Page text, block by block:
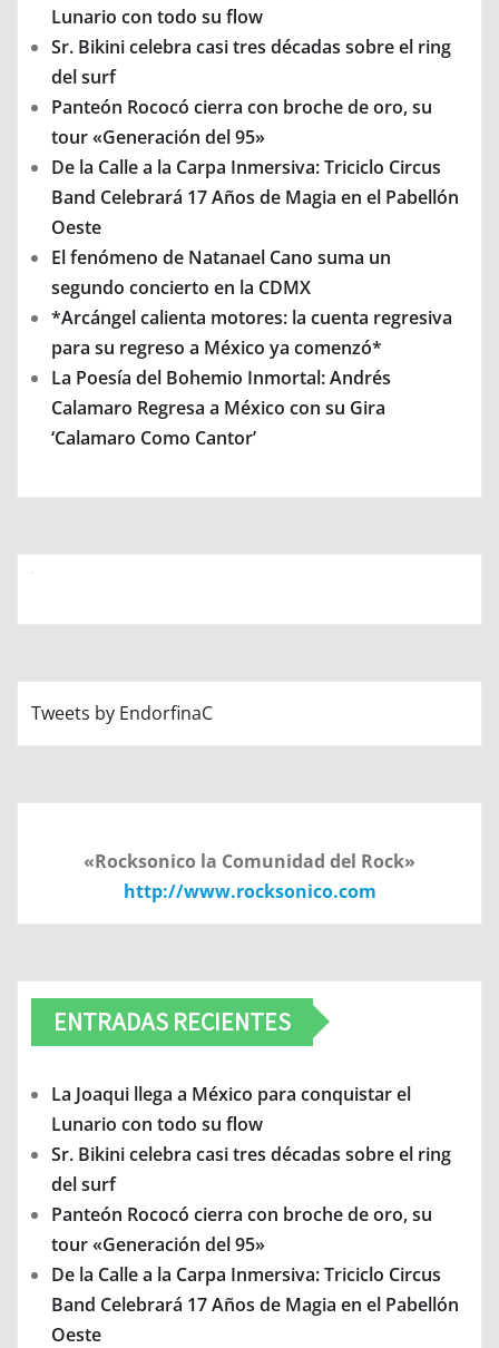
Lunario con todo su flow
Sr. Bikini celebra casi tres décadas sobre el ring
del surf
Panteón Rococó cierra con broche de oro, su
tour «Generación del 95»
De la Calle a la Carpa Inmersiva: Triciclo Circus
Band Celebrará 17 Años de Magia en el Pabellón
Oeste
El fenómeno de Natanael Cano suma un
segundo concierto en la CDMX
*Arcángel calienta motores: la cuenta regresiva
para su regreso a México ya comenzó*
La Poesía del Bohemio Inmortal: Andrés
Calamaro Regresa a México con su Gira
‘Calamaro Como Cantor’
Tweets by EndorfinaC
«Rocksonico la Comunidad del Rock»
http://www.rocksonico.com
ENTRADAS RECIENTES
La Joaqui llega a México para conquistar el
Lunario con todo su flow
Sr. Bikini celebra casi tres décadas sobre el ring
del surf
Panteón Rococó cierra con broche de oro, su
tour «Generación del 95»
De la Calle a la Carpa Inmersiva: Triciclo Circus
Band Celebrará 17 Años de Magia en el Pabellón
Oeste